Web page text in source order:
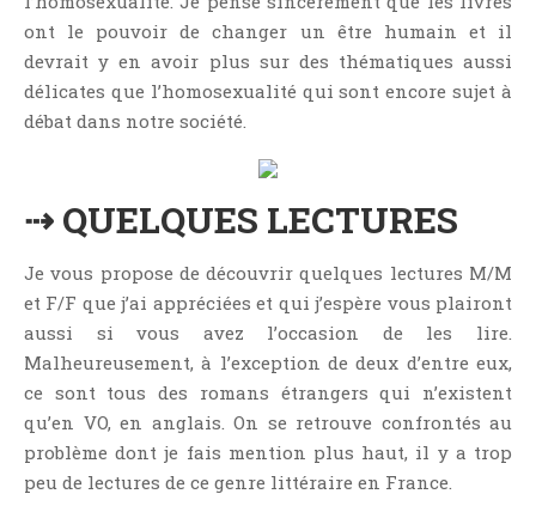
ont le pouvoir de changer un être humain et il
devrait y en avoir plus sur des thématiques aussi
délicates que l’homosexualité qui sont encore sujet à
débat dans notre société.
⇢ QUELQUES LECTURES
Je vous propose de découvrir quelques lectures M/M
et F/F que j’ai appréciées et qui j’espère vous plairont
aussi si vous avez l’occasion de les lire.
Malheureusement, à l’exception de deux d’entre eux,
ce sont tous des romans étrangers qui n’existent
qu’en VO, en anglais. On se retrouve confrontés au
problème dont je fais mention plus haut, il y a trop
peu de lectures de ce genre littéraire en France.